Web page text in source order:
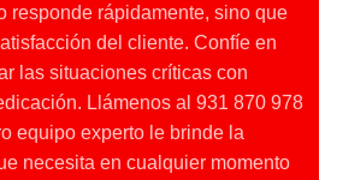
responde rápidamente, sino que
del cliente. Confíe en
las situaciones críticas con
Llámenos al 931 870 978
equipo experto le brinde la
necesita en cualquier momento